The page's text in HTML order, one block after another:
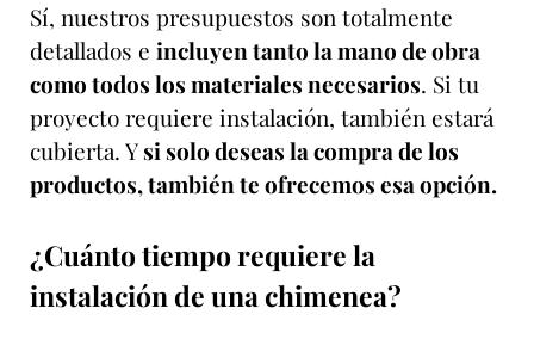
Sí, nuestros presupuestos son totalmente
detallados e incluyen tanto la mano de obra
como todos los materiales necesarios. Si tu
proyecto requiere instalación, también estará
cubierta. Ysi solo deseas la compra de los
productos, también te ofrecemos esa opción.
¿Cuánto tiempo requiere la
instalación de una chimenea?